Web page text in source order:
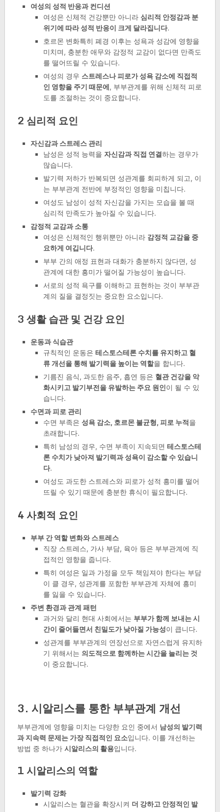
여성의 성적 반응과 컨디션
여성은 신체적 건강뿐만 아니라심리적 안정감과 분
위기에 따라 성적 반응이 크게 달라집니다.
호르몬 변화특히 폐경 이후는 성욕과 성감에 영향을
미치며, 충분한 애무와 감정적 교감이 없다면 만족도
를 떨어뜨릴 수 있습니다.
여성의 경우 스트레스나 피로가 성욕 감소에 직접적
인 영향을 주기 때문에, 부부관계를 위해 신체적 피로
도를 조절하는 것이 중요합니다.
2 심리적 요인
자신감과 스트레스 관리
남성은 성적 능력을자신감과 직접 연결하는 경우가
많습니다.
발기력 저하가 반복되면 성관계를 회피하게 되고, 이
는 부부관계 전반에 부정적인 영향을 미칩니다.
여성도 남성이 성적 자신감을 가지는 모습을 볼 때
심리적 만족도가 높아질 수 있습니다.
감정적 교감과 소통
여성은 신체적인 행위뿐만 아니라 감정적 교감을 중
요하게 여깁니다.
부부 간의 애정 표현과 대화가 충분하지 않다면, 성
관계에 대한 흥미가 떨어질 가능성이 높습니다.
서로의 성적 욕구를 이해하고 표현하는 것이 부부관
계의 질을 결정짓는 중요한 요소입니다.
3 생활 습관 및 건강 요인
운동과 식습관
규칙적인 운동은테스토스테론 수치를 유지하고 혈
류 개선을 통해 발기력을 높이는 역할을 합니다.
기름진 음식, 과도한 음주, 흡연 등은 혈관 건강을 악
화시키고 발기부전을 유발하는 주요 원인이 될 수 있
습니다.
수면과 피로 관리
수면 부족은성욕 감소, 호르몬 불균형, 피로 누적을
초래합니다.
특히 남성의 경우, 수면 부족이 지속되면테스토스테
론 수치가 낮아져 발기력과 성욕이 감소할 수 있습니
다.
여성도 과도한 스트레스와 피로가 성적 흥미를 떨어
뜨릴 수 있기 때문에 충분한 휴식이 필요합니다.
4 사회적 요인
부부 간 역할 변화와 스트레스
직장 스트레스, 가사 부담, 육아 등은 부부관계에 직
접적인 영향을 줍니다.
특히 여성은 일과 가정을 모두 책임져야 한다는 부담
이 클 경우, 성관계를 포함한 부부관계 자체에 흥미
를 잃을 수 있습니다.
주변 환경과 관계 패턴
과거와 달리 현대 사회에서는 부부가 함께 보내는 시
간이 줄어들면서 친밀도가 낮아질 가능성이 큽니다.
성관계를 부부관계의 연장선으로 자연스럽게 유지하
기 위해서는 의도적으로 함께하는 시간을 늘리는 것
이 중요합니다.
3. 시알리스를 통한 부부관계 개선
부부관계에 영향을 미치는 다양한 요인 중에서 남성의 발기력
과 지속력 문제는 가장 직접적인 요소입니다. 이를 개선하는
방법 중 하나가 시알리스의 활용입니다.
1 시알리스의 역할
발기력 강화
시알리스는 혈관을 확장시켜 더 강하고 안정적인 발